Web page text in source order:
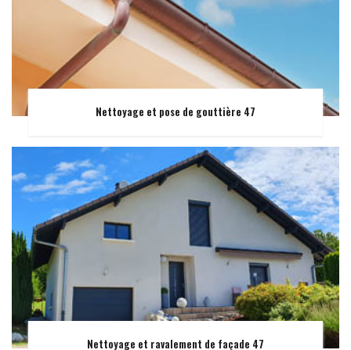
Nettoyage et pose de gouttière 47
Nettoyage et ravalement de façade 47